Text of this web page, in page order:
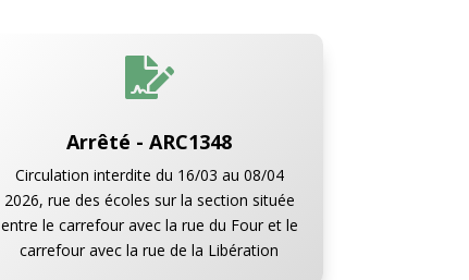

Arrêté - ARC1348
Circulation interdite du 16/03 au 08/04
2026, rue des écoles sur la section située
entre le carrefour avec la rue du Four et le
carrefour avec la rue de la Libération